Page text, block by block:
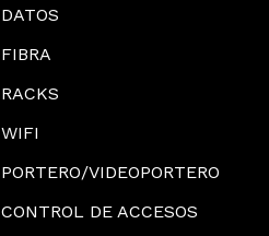
DATOS
FIBRA
RACKS
WIFI
PORTERO/VIDEOPORTERO
CONTROL DE ACCESOS